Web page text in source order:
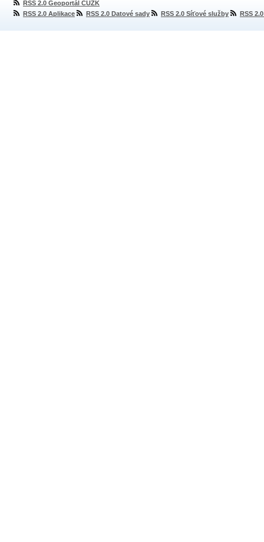
RSS 2.0 Geoportál ČÚZK
RSS 2.0 Aplikace
RSS 2.0 Datové sady RSS 2.0 Síťové služby RSS